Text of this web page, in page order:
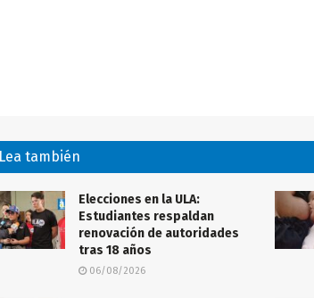
Lea también
Elecciones en la ULA:
Estudiantes respaldan
renovación de autoridades
tras 18 años
06/08/2026